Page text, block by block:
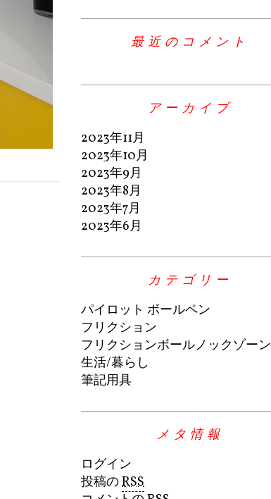
最近のコメント
アーカイブ
2023年11月
2023年10月
2023年9月
2023年8月
2023年7月
2023年6月
カテゴリー
パイロット ボールペン
フリクション
フリクションボールノックゾーン
生活/暮らし
筆記用具
メタ情報
ログイン
投稿のRSS